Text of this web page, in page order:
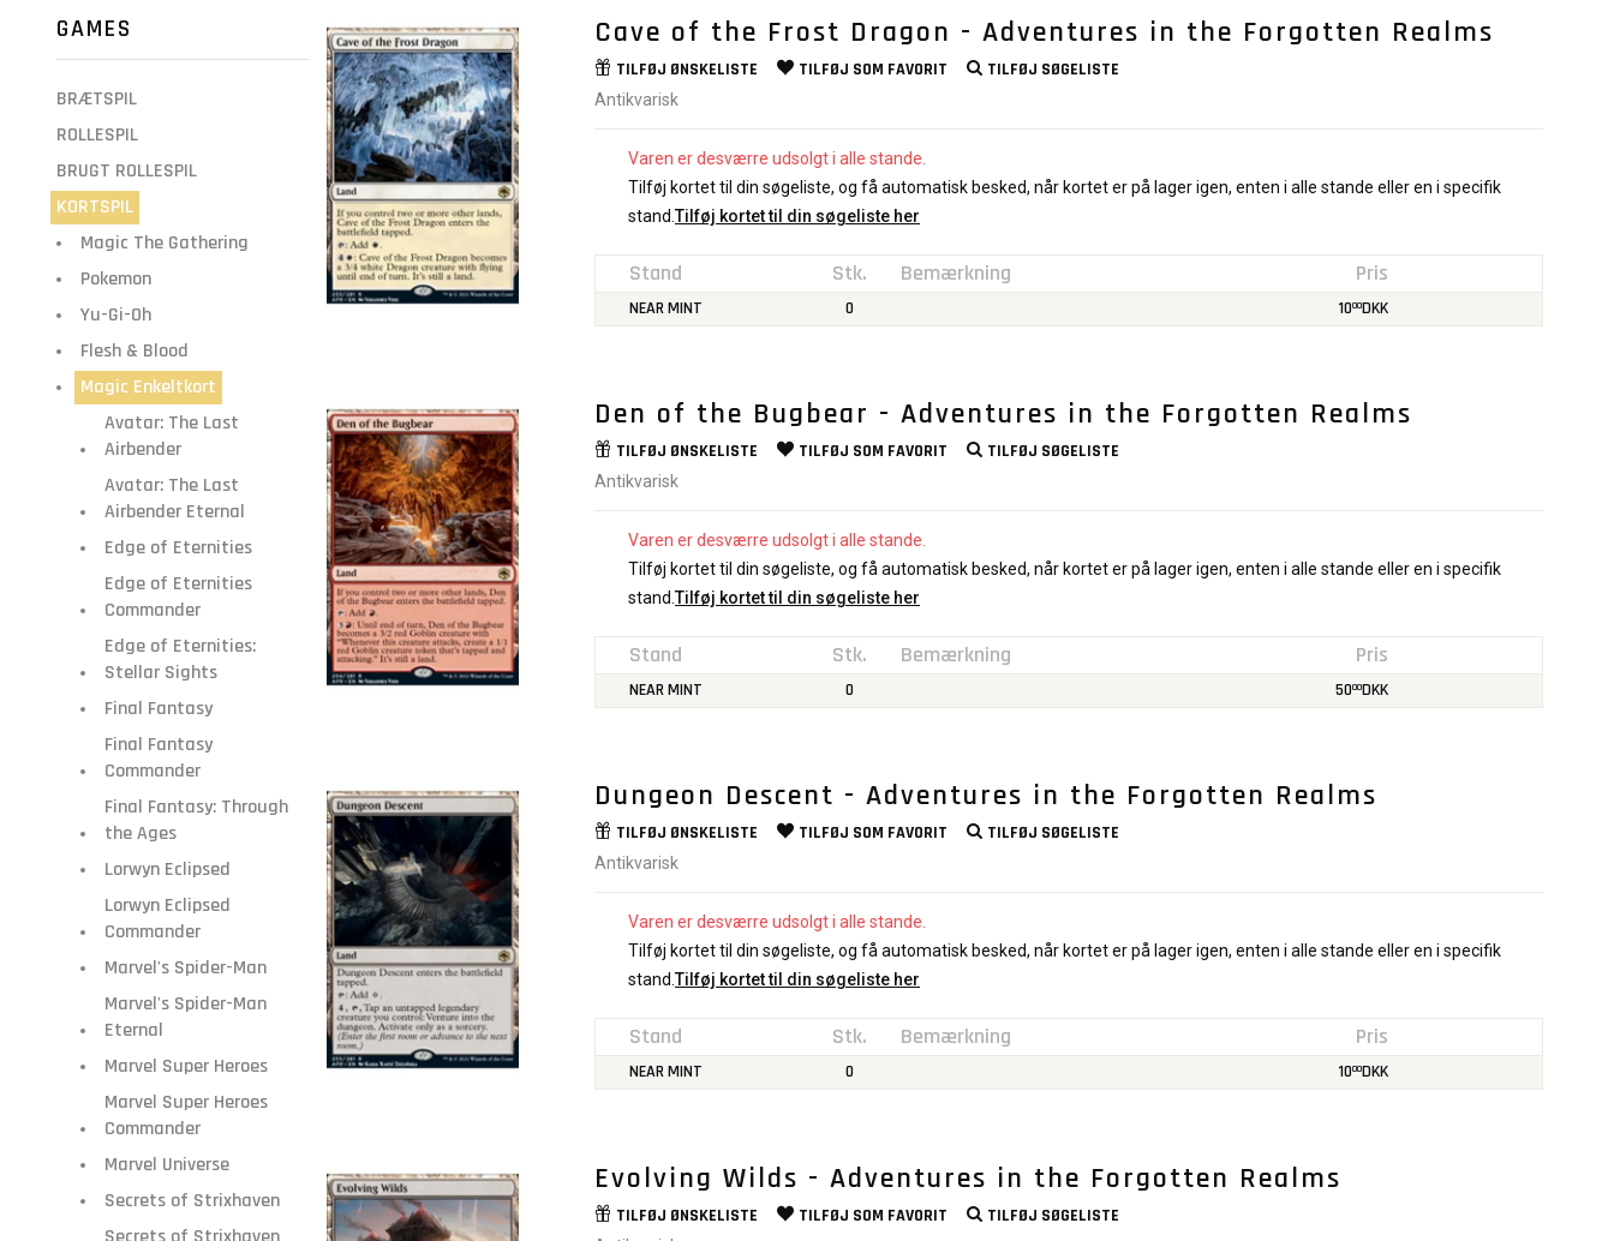
GAMES
BRÆTSPIL
ROLLESPIL
BRUGT ROLLESPIL
KORTSPIL
Magic The Gathering
Pokemon
Yu-Gi-Oh
Flesh & Blood
Magic Enkeltkort
Avatar: The Last
Airbender
Avatar: The Last
Airbender Eternal
Edge of Eternities
Edge of Eternities
Commander
Edge of Eternities:
Stellar Sights
Final Fantasy
Final Fantasy
Commander
Final Fantasy: Through
the Ages
Lorwyn Eclipsed
Lorwyn Eclipsed
Commander
Marvel's Spider-Man
Marvel's Spider-Man
Eternal
Marvel Super Heroes
Marvel Super Heroes
Commander
Marvel Universe
Secrets of Strixhaven
Cave of the Frost Dragon - Adventures in the Forgotten Realms
TILFØJ ØNSKELISTE TILFØJ SOM FAVORIT TILFØJ SØGELISTE
Antikvarisk
Varen er desværre udsolgt i alle stande.
Tilføj kortet til din søgeliste, og få automatisk besked, når kortet er på lager igen, enten i alle stande eller en i specifik
stand. Tilføj kortet til din søgeliste her
Stand Stk. Bemærkning Pris
NEAR MINT 0 1000DKK
Den of the Bugbear - Adventures in the Forgotten Realms
TILFØJ ØNSKELISTE TILFØJ SOM FAVORIT TILFØJ SØGELISTE
Antikvarisk
Varen er desværre udsolgt i alle stande.
Tilføj kortet til din søgeliste, og få automatisk besked, når kortet er på lager igen, enten i alle stande eller en i specifik
stand.Tilføj kortet til din søgeliste her
Stand Stk. Bemærkning Pris
NEAR MINT 0 5000DKK
Dungeon Descent - Adventures in the Forgotten Realms
TILFØJ ØNSKELISTE TILFØJ SOM FAVORIT TILFØJ SØGELISTE
Antikvarisk
Varen er desværre udsolgt i alle stande.
Tilføj kortet til din søgeliste, og få automatisk besked, når kortet er på lager igen, enten i alle stande eller en i specifik
stand.Tilføj kortet til din søgeliste her
Stand Stk. Bemærkning Pris
NEAR MINT 0 1000DKK
Evolving Wilds - Adventures in the Forgotten Realms
TILFØJ ØNSKELISTE TILFØJ SOM FAVORIT TILFØJ SØGELISTE